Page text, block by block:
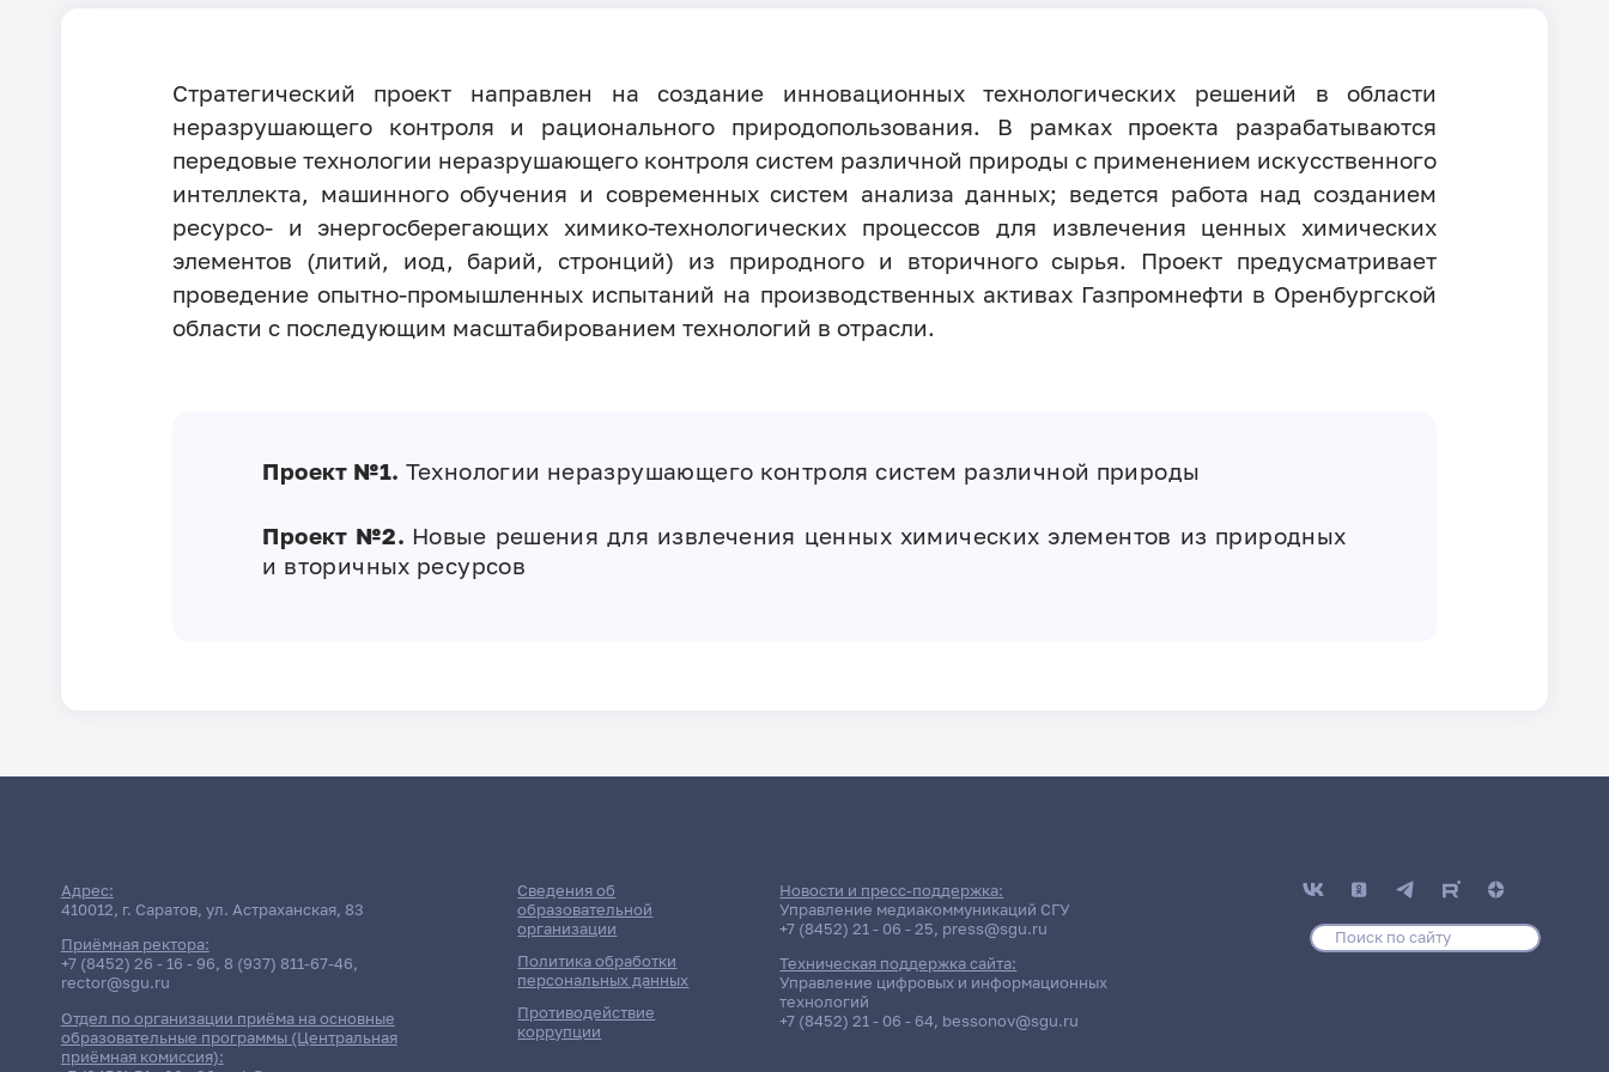
Стратегический проект направлен на создание инновационных технологических решений в области
неразрушающего контроля и рационального природопользования. В рамках проекта разрабатываются
передовые технологии неразрушающего контроля систем различной природы с применением искусственного
интеллекта, машинного обучения и современных систем анализа данных; ведется работа над созданием
ресурсо- и энергосберегающих химико-технологических процессов для извлечения ценных химических
элементов (литий, иод, барий, стронций) из природного и вторичного сырья. Проект предусматривает
проведение опытно-промышленных испытаний на производственных активах Газпромнефти в Оренбургской
области с последующим масштабированием технологий в отрасли.
Проект №1. Технологии неразрушающего контроля систем различной природы
Проект №2. Новые решения для извлечения ценных химических элементов из природных
и вторичных ресурсов
Адрес:
410012, г. Саратов, ул. Астраханская, 83
Приёмная ректора:
+7 (8452) 26 - 16 - 96, 8 (937) 811-67-46,
rector@sgu.ru
Отдел по организации приёма на основные
образовательные программы (Центральная
приёмная комиссия):
Сведения об
образовательной
организации
Политика обработки
персональных данных
Противодействие
коррупции
Новости и пресс-поддержка:
Управление медиакоммуникаций СГУ
+7 (8452) 21 - 06 - 25, press@sgu.ru
Техническая поддержка сайта:
Управление цифровых и информационных
технологий
+7 (8452) 21 - 06 - 64, bessonov@sgu.ru